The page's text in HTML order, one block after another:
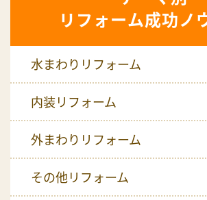
リフォーム成功ノ
水まわりリフォーム
内装リフォーム
外まわりリフォーム
その他リフォーム